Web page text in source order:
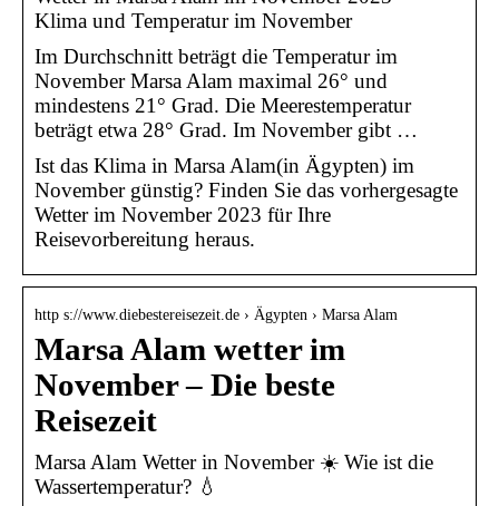
Klima und Temperatur im November
Im Durchschnitt beträgt die Temperatur im
November Marsa Alam maximal 26° und
mindestens 21° Grad. Die Meerestemperatur
beträgt etwa 28° Grad. Im November gibt …
Ist das Klima in Marsa Alam(in Ägypten) im
November günstig? Finden Sie das vorhergesagte
Wetter im November 2023 für Ihre
Reisevorbereitung heraus.
http s://www.diebestereisezeit.de › Ägypten › Marsa Alam
Marsa Alam wetter im
November – Die beste
Reisezeit
Marsa Alam Wetter in November ☀️ Wie ist die
Wassertemperatur? 💧